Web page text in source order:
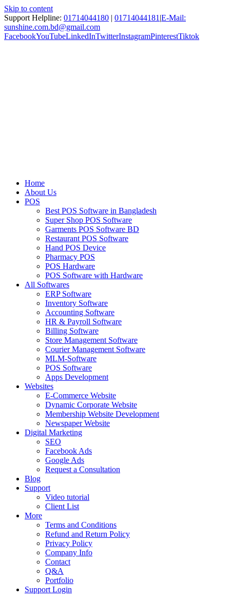
Skip to content
Support Helpline: 01714044180 | 01714044181 |E-Mail:
sunshine.com.bd@gmail.com
FacebookYouTubeLinkedInTwitterInstagramPinterestTiktok
Home
About Us
POS
Best POS Software in Bangladesh
Super Shop POS Software
Garments POS Software BD
Restaurant POS Software
Hand POS Device
Pharmacy POS
POS Hardware
POS Software with Hardware
All Softwares
ERP Software
Inventory Software
Accounting Software
HR & Payroll Software
Billing Software
Store Management Software
Courier Management Software
MLM-Software
POS Software
Apps Development
Websites
E-Commerce Website
Dynamic Corporate Website
Membership Website Development
Newspaper Website
Digital Marketing
SEO
Facebook Ads
Google Ads
Request a Consultation
Blog
Support
Video tutorial
Client List
More
Terms and Conditions
Refund and Return Policy
Privacy Policy
Company Info
Contact
Q&A
Portfolio
Support Login